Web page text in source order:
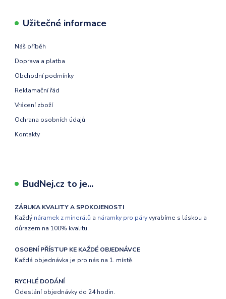
Užitečné informace
Náš příběh
Doprava a platba
Obchodní podmínky
Reklamační řád
Vrácení zboží
Ochrana osobních údajů
Kontakty
BudNej.cz to je...
ZÁRUKA KVALITY A SPOKOJENOSTI
Každý náramek z minerálů a náramky pro páryvyrabíme s láskou a
důrazem na 100% kvalitu.
OSOBNÍ PŘÍSTUP KE KAŽDÉ OBJEDNÁVCE
Každá objednávka je pro nás na 1. místě.
RYCHLÉ DODÁNÍ
Odeslání objednávky do 24 hodin.